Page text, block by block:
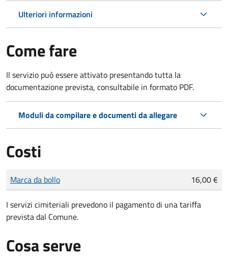
Ulteriori informazioni
Come fare
Il servizio può essere attivato presentando tutta la
documentazione prevista, consultabile in formato PDF.
Moduli da compilare e documenti da allegare
Costi
Tipo di pagamento
Importo
Marca da bollo 16,00 €
I servizi cimiteriali prevedono il pagamento di una tariffa
prevista dal Comune.
Cosa serve